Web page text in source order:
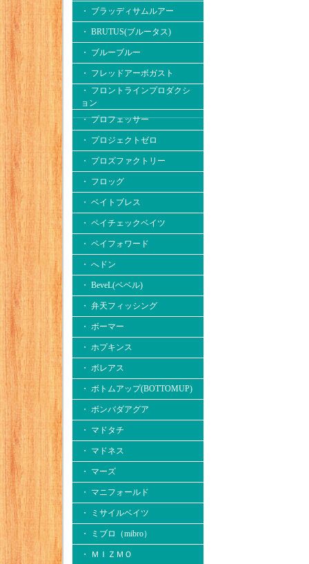
・ ブラッディサムルアー
・ BRUTUS(ブルータス)
・ ブルーブルー
・ フレッドアーボガスト
・ フロントラインプロダクシ
ョン
・ プロフェッサー
・ プロジェクトゼロ
・ プロズファクトリー
・ フロッグ
・ ベイトブレス
・ ペイチェックベイツ
・ ペイフォワード
・ へドン
・ BeveL(ベベル)
・ 弁天フィッシング
・ ボーマー
・ ホプキンス
・ ボレアス
・ ボトムアップ(BOTTOMUP)
・ ボンバダアグア
・ マドタチ
・ マドネス
・ マーズ
・ マニフォールド
・ ミサイルベイツ
・ ミブロ（mibro）
・ ＭＩＺＭＯ